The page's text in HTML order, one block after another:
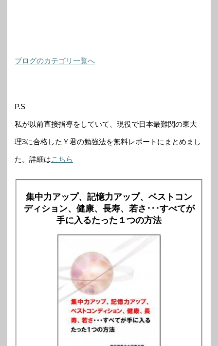
ブログのカテゴリ一覧へ
P.S
私が以前直接指導をしていて、現役で日本最難関の東大
理3に合格したＹ君の勉強法を無料レポートにまとめまし
た。詳細はこちら
集中力アップ、記憶力アップ、ベストコン
ディション、健康、長寿、若さ･･･すべてが
手に入るたった１つの方法